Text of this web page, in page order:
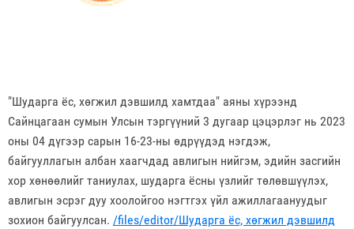
"Шударга ёс, хөгжил дэвшилд хамтдаа" аяны хүрээнд
Сайнцагаан сумын Улсын тэргүүний 3 дугаар цэцэрлэг нь 2023
оны 04 дүгээр сарын 16-23-ны өдрүүдэд нэгдэж,
байгууллагын албан хаагчдад авлигын нийгэм, эдийн засгийн
хор хөнөөлийг таниулах, шударга ёсны үзлийг төлөвшүүлэх,
авлигын эсрэг дуу хоолойгоо нэгтгэх үйл ажиллагаануудыг
зохион байгуулсан. /files/editor/Шударга ёс, хөгжил дэвшилд